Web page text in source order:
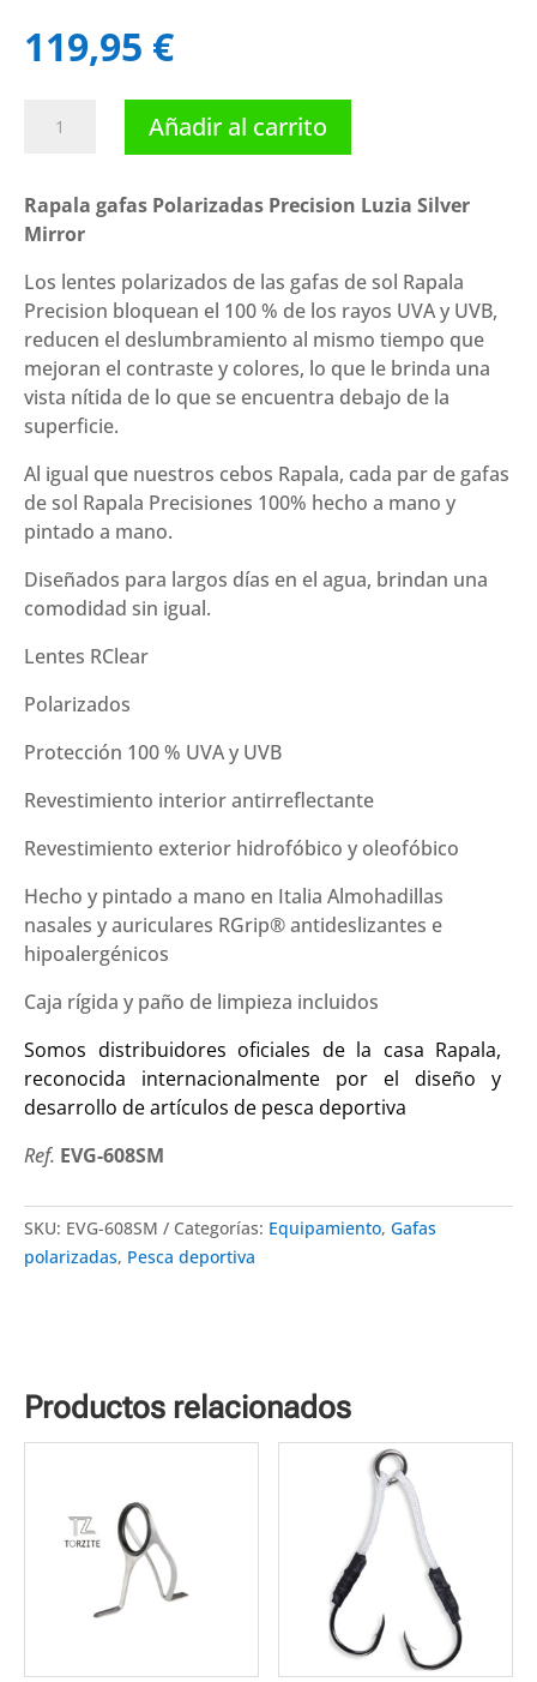
119,95 €
gafas
Precision
Luzia
Mirror
cantidad
Añadir al carrito
Rapala gafas Polarizadas Precision Luzia Silver
Mirror
Los lentes polarizados de las gafas de sol Rapala
Precision bloquean el 100 % de los rayos UVA y UVB,
reducen el deslumbramiento al mismo tiempo que
mejoran el contraste y colores, lo que le brinda una
vista nítida de lo que se encuentra debajo de la
superficie.
Al igual que nuestros cebos Rapala, cada par de gafas
de sol Rapala Precisiones 100% hecho a mano y
pintado a mano.
Diseñados para largos días en el agua, brindan una
comodidad sin igual.
Lentes RClear
Polarizados
Protección 100 % UVA y UVB
Revestimiento interior antirreflectante
Revestimiento exterior hidrofóbico y oleofóbico
Hecho y pintado a mano en Italia Almohadillas
nasales y auriculares RGrip® antideslizantes e
hipoalergénicos
Caja rígida y paño de limpieza incluidos
Somos distribuidores oficiales de la casa Rapala,
reconocida internacionalmente por el diseño y
desarrollo de artículos de pesca deportiva
Ref. EVG-608SM
SKU: EVG-608SM Categorías: Equipamiento, Gafas
polarizadas, Pesca deportiva
Productos relacionados